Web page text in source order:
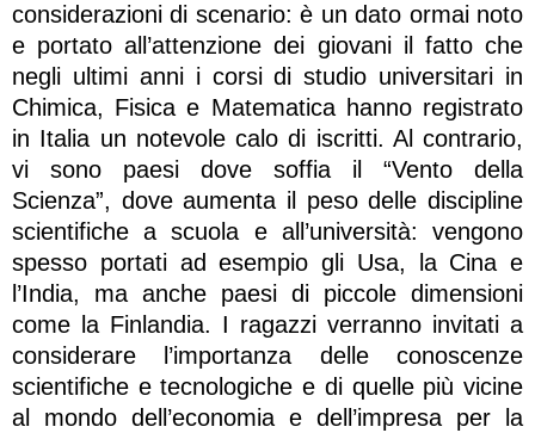
considerazioni di scenario: è un dato ormai noto
e portato all’attenzione dei giovani il fatto che
negli ultimi anni i corsi di studio universitari in
Chimica, Fisica e Matematica hanno registrato
in Italia un notevole calo di iscritti. Al contrario,
vi sono paesi dove soffia il “Vento della
Scienza”, dove aumenta il peso delle discipline
scientifiche a scuola e all’università: vengono
spesso portati ad esempio gli Usa, la Cina e
l’India, ma anche paesi di piccole dimensioni
come la Finlandia. I ragazzi verranno invitati a
considerare l’importanza delle conoscenze
scientifiche e tecnologiche e di quelle più vicine
al mondo dell’economia e dell’impresa per la